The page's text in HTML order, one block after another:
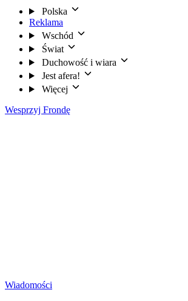
Polska
Reklama
Wschód
Świat
Duchowość i wiara
Jest afera!
Więcej
Wesprzyj Frondę
Wiadomości